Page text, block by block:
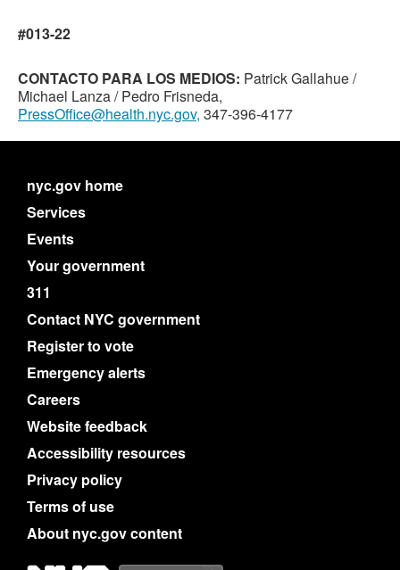
#013-22
CONTACTO PARA LOS MEDIOS: Patrick Gallahue /
Michael Lanza / Pedro Frisneda,
PressOffice@health.nyc.gov, 347-396-4177
nyc.gov home
Services
Events
Your government
311
Contact NYC government
Register to vote
Emergency alerts
Careers
Website feedback
Accessibility resources
Privacy policy
Terms of use
About nyc.gov content